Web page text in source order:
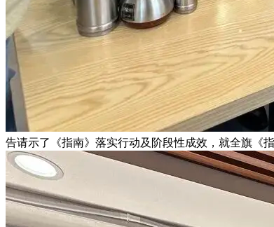
告请示了《指南》落实行动及阶段性成效，就全旗《